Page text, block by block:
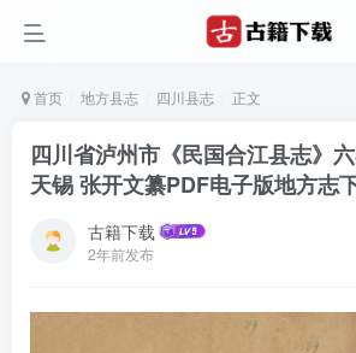
首页 地方县志 四川县志 正文
四川省泸州市《民国合江县志》
天锡 张开文纂PDF电子版地方志
古籍下载
2年前发布